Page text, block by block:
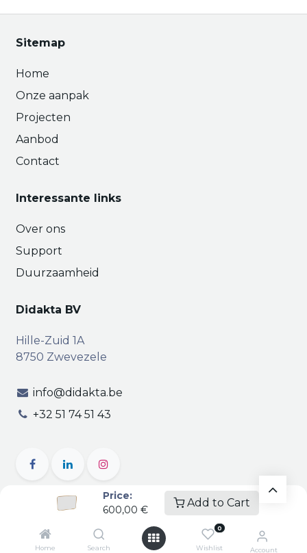
Price:
600,00 €
Add to Cart
Home Search
0
Wishlist Account
Sitemap
Home
Onze aanpak
Projecten
Aanbod
Contact
Interessante links
Over ons
Support
Duurzaamheid
Didakta BV
Hille-Zuid 1A
8750 Zwevezele
info@didakta.be
+32 51 74 51 43
Vertrouwelijkheid
Algemene voorwaarden | BTW BE 0471.695.162